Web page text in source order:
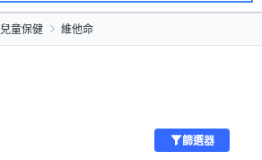
兒童保健 維他命
篩選器